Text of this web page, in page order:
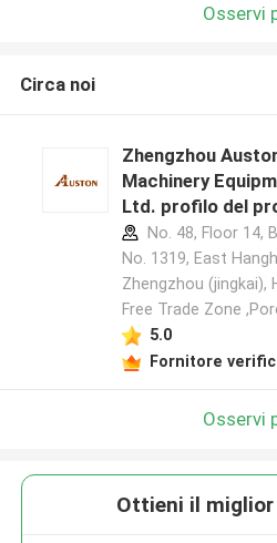
Lasciate un
Ti
Osservi
Circa noi
Zhengzhou
Machinery
Ltd. profilo del
No. 48, Floor 14,
No. 1319, East
Zhengzhou (jingkai),
Free Trade Zone
5.0
Fornitore
Osservi
Ottieni il miglior